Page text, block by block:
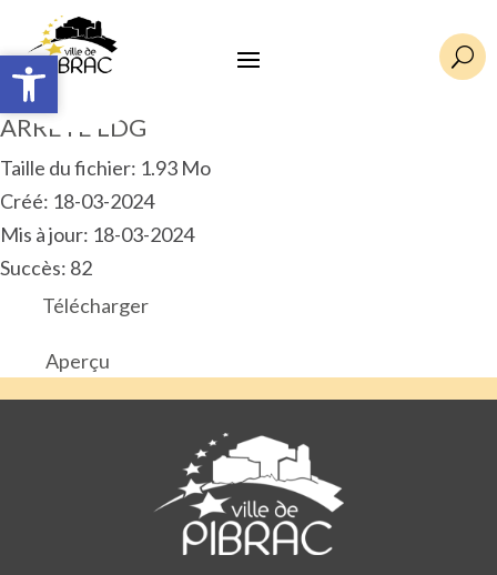
Ouvrir la barre d’outils U
ARRETE LDG
Taille du fichier: 1.93 Mo
Créé: 18-03-2024
Mis à jour: 18-03-2024
Succès: 82
Télécharger
Aperçu
Ouvrir la barre d’outils